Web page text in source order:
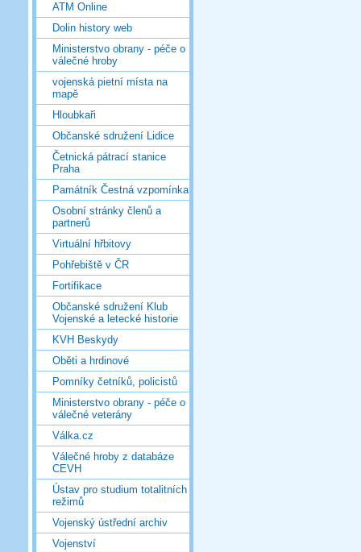
ATM Online
Dolin history web
Ministerstvo obrany - péče o
válečné hroby
vojenská pietní místa na
mapě
Hloubkaři
Občanské sdružení Lidice
Četnická pátrací stanice
Praha
Památník Čestná vzpomínka
Osobní stránky členů a
partnerů
Virtuální hřbitovy
Pohřebiště v ČR
Fortifikace
Občanské sdružení Klub
Vojenské a letecké historie
KVH Beskydy
Oběti a hrdinové
Pomníky četníků, policistů
Ministerstvo obrany - péče o
válečné veterány
Válka.cz
Válečné hroby z databáze
CEVH
Ústav pro studium totalitních
režimů
Vojenský ústřední archiv
Vojenství